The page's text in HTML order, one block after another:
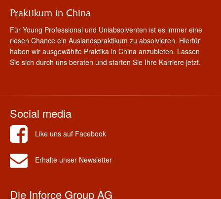
Praktikum in China
Für Young Professional und Uniabsolventen ist es immer eine
riesen Chance ein Auslandspraktikum zu absolvieren. Hierfür
haben wir ausgewählte Praktika in China anzubieten. Lassen
Sie sich durch uns beraten und starten Sie Ihre Karriere jetzt.
Social media
Like uns auf Facebook
Erhalte unser Newsletter
Die Inforce Group AG